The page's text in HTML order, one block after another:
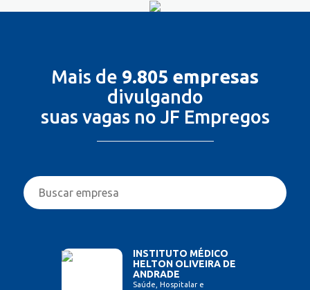
Mais de 9.805 empresas
divulgando
suas vagas no JF Empregos
INSTITUTO MÉDICO
HELTON OLIVEIRA DE
ANDRADE
Saúde, Hospitalar e